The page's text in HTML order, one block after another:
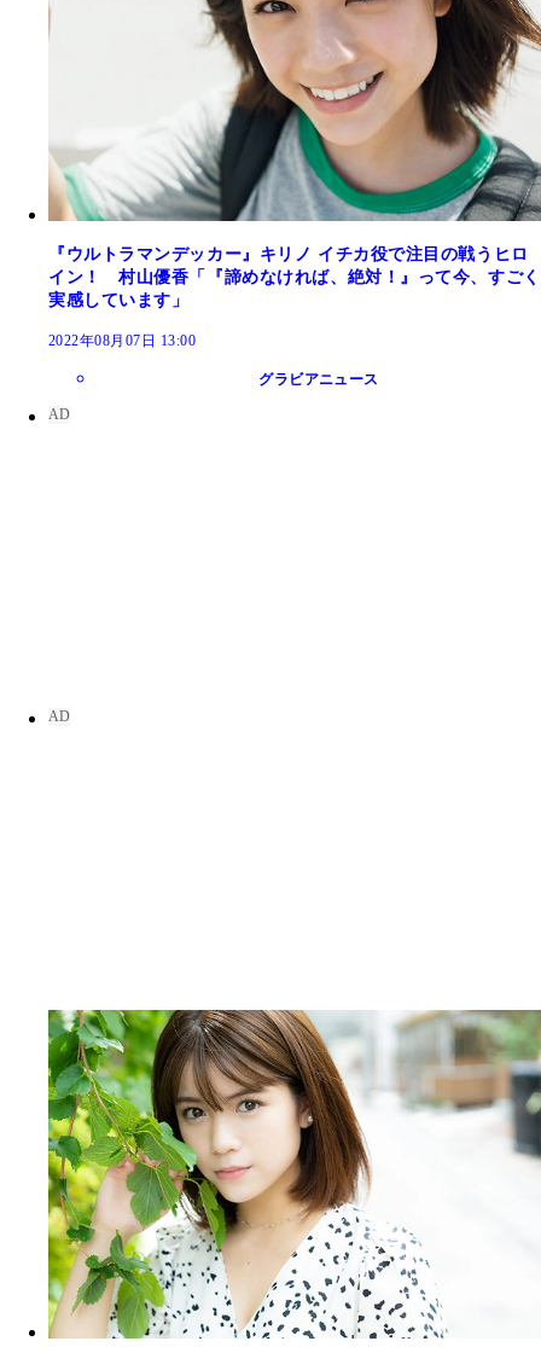
『ウルトラマンデッカー』キリノ イチカ役で注目の戦うヒロ
イン！ 村山優香「『諦めなければ、絶対！』って今、すごく
実感しています」
2022年08月07日 13:00
グラビアニュース